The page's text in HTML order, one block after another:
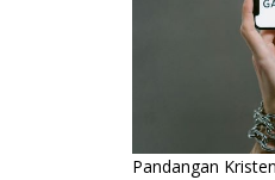
Pandangan